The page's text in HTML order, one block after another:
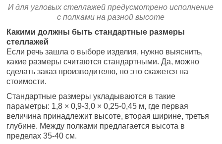
И для угловых стеллажей предусмотрено исполнение
с полками на разной высоте
Какими должны быть стандартные размеры
стеллажей
Если речь зашла о выборе изделия, нужно выяснить,
какие размеры считаются стандартными. Да, можно
сделать заказ производителю, но это скажется на
стоимости.
Стандартные размеры укладываются в такие
параметры: 1,8 × 0,9-3,0 × 0,25-0,45 м, где первая
величина принадлежит высоте, вторая ширине, третья
глубине. Между полками предлагается высота в
пределах 35-40 см.